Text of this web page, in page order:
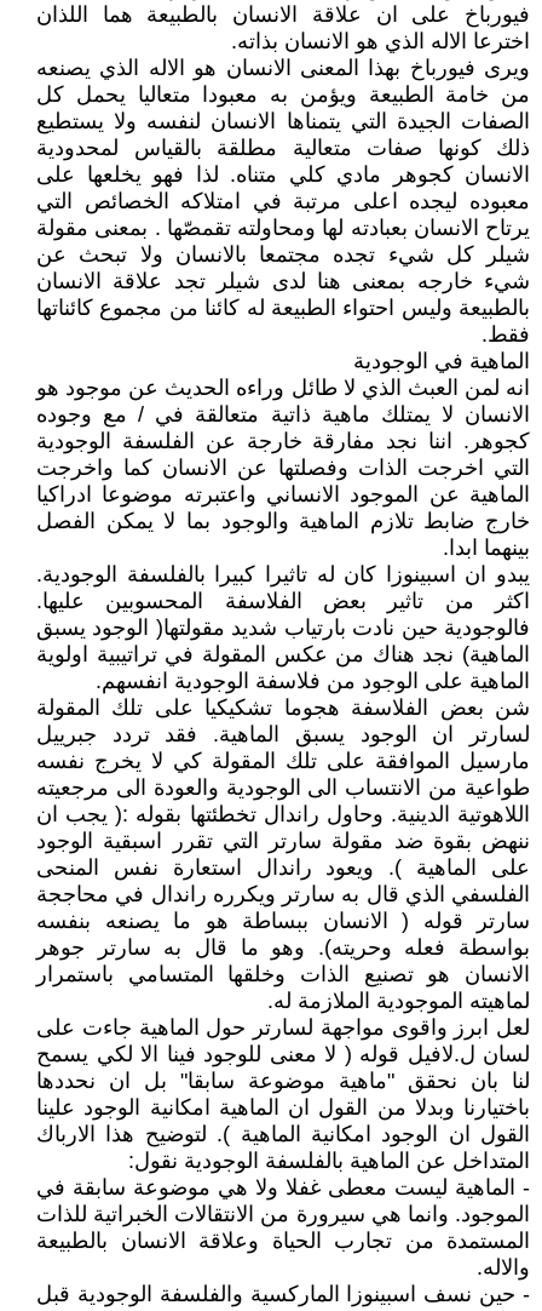
فيورباخ على ان علاقة الانسان بالطبيعة هما اللذان
اخترعا الاله الذي هو الانسان بذاته.
ويرى فيورباخ بهذا المعنى الانسان هو الاله الذي يصنعه
من خامة الطبيعة ويؤمن به معبودا متعاليا يحمل كل
الصفات الجيدة التي يتمناها الانسان لنفسه ولا يستطيع
ذلك كونها صفات متعالية مطلقة بالقياس لمحدودية
الانسان كجوهر مادي كلي متناه. لذا فهو يخلعها على
معبوده ليجده اعلى مرتبة في امتلاكه الخصائص التي
يرتاح الانسان بعبادته لها ومحاولته تقمصّها . بمعنى مقولة
شيلر كل شيء تجده مجتمعا بالانسان ولا تبحث عن
شيء خارجه بمعنى هنا لدى شيلر تجد علاقة الانسان
بالطبيعة وليس احتواء الطبيعة له كائنا من مجموع كائناتها
فقط.
الماهية في الوجودية
انه لمن العبث الذي لا طائل وراءه الحديث عن موجود هو
الانسان لا يمتلك ماهية ذاتية متعالقة في / مع وجوده
كجوهر. اننا نجد مفارقة خارجة عن الفلسفة الوجودية
التي اخرجت الذات وفصلتها عن الانسان كما واخرجت
الماهية عن الموجود الانساني واعتبرته موضوعا ادراكيا
خارج ضابط تلازم الماهية والوجود بما لا يمكن الفصل
بينهما ابدا.
يبدو ان اسبينوزا كان له تاثيرا كبيرا بالفلسفة الوجودية.
اكثر من تاثير بعض الفلاسفة المحسوبين عليها.
فالوجودية حين نادت بارتياب شديد مقولتها( الوجود يسبق
الماهية) نجد هناك من عكس المقولة في تراتيبية اولوية
الماهية على الوجود من فلاسفة الوجودية انفسهم.
شن بعض الفلاسفة هجوما تشكيكيا على تلك المقولة
لسارتر ان الوجود يسبق الماهية. فقد تردد جبرييل
مارسيل الموافقة على تلك المقولة كي لا يخرج نفسه
طواعية من الانتساب الى الوجودية والعودة الى مرجعيته
اللاهوتية الدينية. وحاول راندال تخطئتها بقوله :( يجب ان
ننهض بقوة ضد مقولة سارتر التي تقرر اسبقية الوجود
على الماهية ). ويعود راندال استعارة نفس المنحى
الفلسفي الذي قال به سارتر ويكرره راندال في محاججة
سارتر قوله ( الانسان ببساطة هو ما يصنعه بنفسه
بواسطة فعله وحريته). وهو ما قال به سارتر جوهر
الانسان هو تصنيع الذات وخلقها المتسامي باستمرار
لماهيته الموجودية الملازمة له.
لعل ابرز واقوى مواجهة لسارتر حول الماهية جاءت على
لسان ل.لافيل قوله ( لا معنى للوجود فينا الا لكي يسمح
لنا بان نحقق "ماهية موضوعة سابقا" بل ان نحددها
باختيارنا وبدلا من القول ان الماهية امكانية الوجود علينا
القول ان الوجود امكانية الماهية ). لتوضيح هذا الارباك
المتداخل عن الماهية بالفلسفة الوجودية نقول:
- الماهية ليست معطى غفلا ولا هي موضوعة سابقة في
الموجود. وانما هي سيرورة من الانتقالات الخبراتية للذات
المستمدة من تجارب الحياة وعلاقة الانسان بالطبيعة
والاله.
- حين نسف اسبينوزا الماركسية والفلسفة الوجودية قبل